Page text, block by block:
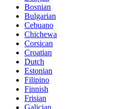
Bosnian
Bulgarian
Cebuano
Chichewa
Corsican
Croatian
Dutch
Estonian
Filipino
Finnish
Frisian
Galician